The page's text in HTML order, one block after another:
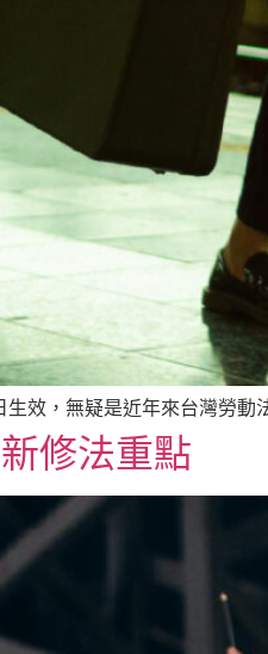
效，無疑是近年來台灣勞
修法重點